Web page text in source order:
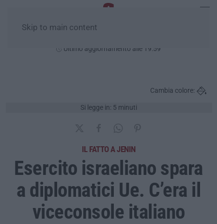
Skip to main content
Ultimo aggiornamento alle 19:59
Si legge in: 5 minuti
Cambia colore:
IL FATTO A JENIN
Esercito israeliano spara
a diplomatici Ue. C’era il
viceconsole italiano